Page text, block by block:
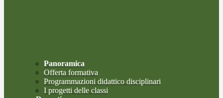
Panoramica
Offerta formativa
Programmazioni didattico disciplinari
I progetti delle classi